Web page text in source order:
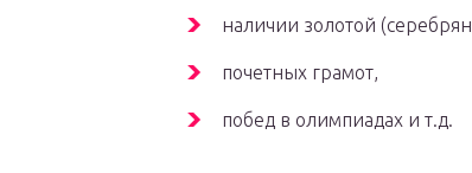
наличии золотой
почетных грамот,
побед в олимпиадах и т.д.